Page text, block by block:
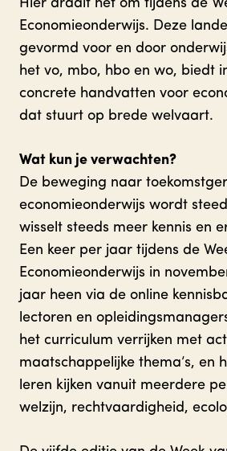
Hier draait het om tijdens de
Economieonderwijs. Deze
gevormd voor en door
het vo, mbo, hbo en wo, biedt
concrete handvatten voor
dat stuurt op brede welvaart.
Wat kun je verwachten?
De beweging naar
economieonderwijs wordt
wisselt steeds meer kennis en
Een keer per jaar tijdens de
Economieonderwijs in
jaar heen via de online
lectoren en
het curriculum verrijken met
maatschappelijke thema’s, en
leren kijken vanuit meerdere
welzijn, rechtvaardigheid,